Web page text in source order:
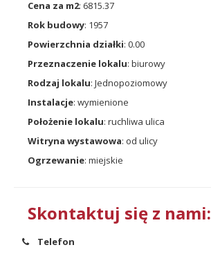
Cena za m2: 6815.37
Rok budowy: 1957
Powierzchnia działki: 0.00
Przeznaczenie lokalu: biurowy
Rodzaj lokalu: Jednopoziomowy
Instalacje: wymienione
Położenie lokalu: ruchliwa ulica
Witryna wystawowa: od ulicy
Ogrzewanie: miejskie
Skontaktuj się z nami:
Telefon